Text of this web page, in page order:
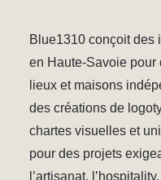
Blue1310 conçoit des
en Haute-Savoie pour
lieux et maisons
des créations de
chartes visuelles et
pour des projets
l’artisanat,